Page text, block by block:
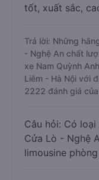
tốt, xuất sắc,
Trả lời: Những
- Nghệ An chất
xe Nam Quỳnh
Liêm - Hà Nội với
2222 đánh giá
Câu hỏi: Có
Cửa Lò - Nghệ
limousine